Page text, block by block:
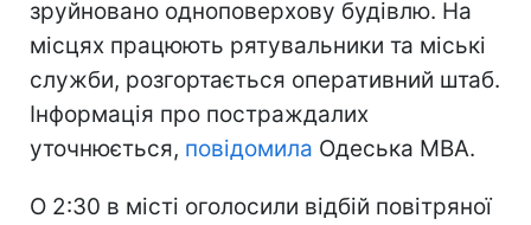
зруйновано одноповерхову будівлю. На
місцях працюють рятувальники та міські
служби, розгортається оперативний штаб.
Інформація про постраждалих
уточнюється, повідомила Одеська МВА.
О 2:30 в місті оголосили відбій повітряної